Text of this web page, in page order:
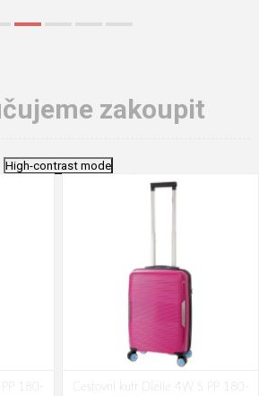
zakoupit
High-contrast mode
180-
Cestovní kufr Dielle 4W S PP 180-